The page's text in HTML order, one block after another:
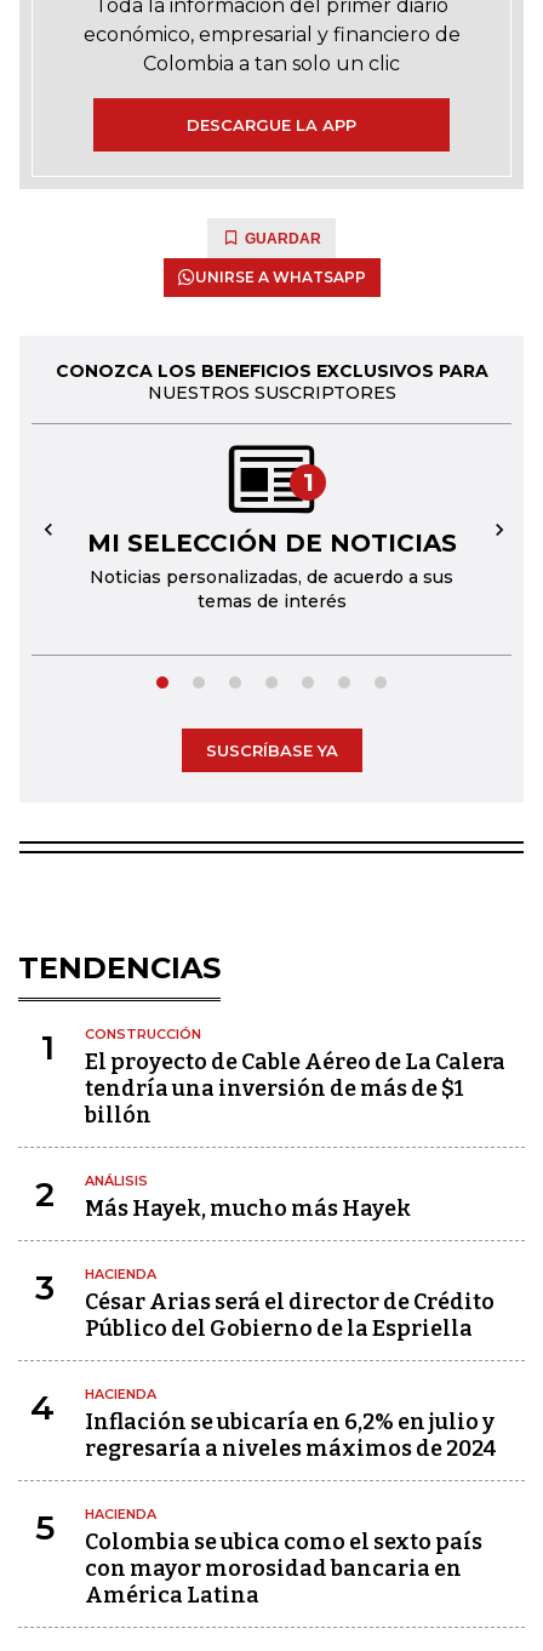
Toda la información del primer diario
económico, empresarial y financiero de
Colombia a tan solo un clic
DESCARGUE LA APP
GUARDAR
UNIRSE A WHATSAPP
CONOZCA LOS BENEFICIOS EXCLUSIVOS PARA
NUESTROS SUSCRIPTORES
1
MI SELECCIÓN DE NOTICIAS
Noticias personalizadas, de acuerdo a sus
temas de interés
← →
SUSCRÍBASE YA
TENDENCIAS
1 CONSTRUCCIÓN
El proyecto de Cable Aéreo de La Calera
tendría una inversión de más de $1
billón
2 ANÁLISIS
Más Hayek, mucho más Hayek
3 HACIENDA
César Arias será el director de Crédito
Público del Gobierno de la Espriella
4 HACIENDA
Inflación se ubicaría en 6,2% en julio y
regresaría a niveles máximos de 2024
5 HACIENDA
Colombia se ubica como el sexto país
con mayor morosidad bancaria en
América Latina